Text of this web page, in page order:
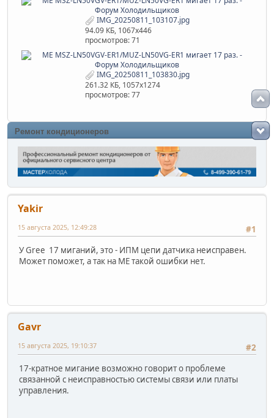
IMG_20250811_103107.jpg
94.09 КБ, 1067x446
просмотров: 71
IMG_20250811_103830.jpg
261.32 КБ, 1057x1274
просмотров: 77
Ремонт кондиционеров
Yakir
#1
15 августа 2025, 12:49:28
У Gree 17 миганий, это - ИПМ цепи датчика неисправен.
Может поможет, а так на МЕ такой ошибки нет.
Gavr
#2
15 августа 2025, 19:10:37
17-кратное мигание возможно говорит о проблеме
связанной с неисправностью системы связи или платы
управления.